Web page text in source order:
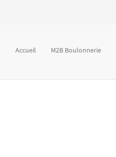
Accueil M2B Boulonnerie